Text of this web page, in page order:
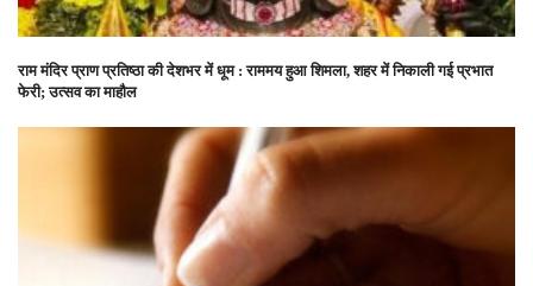
राम मंदिर प्राण प्रतिष्ठा की देशभर में धूम : राममय हुआ शिमला, शहर में निकाली गई प्रभात
फेरी; उत्सव का माहौल